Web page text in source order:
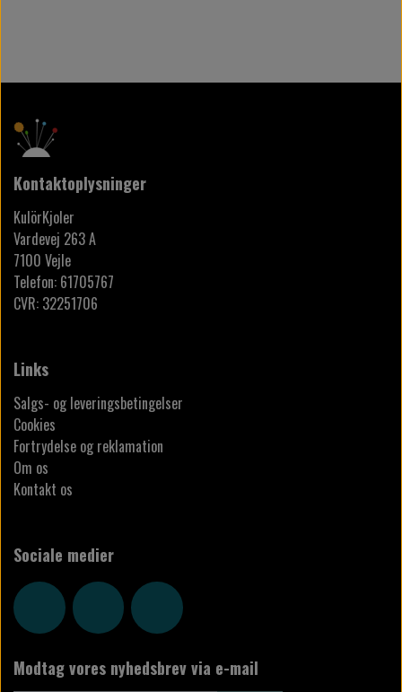
Kontaktoplysninger
KulörKjoler
Vardevej 263 A
7100 Vejle
Telefon: 61705767
CVR: 32251706
Links
Salgs- og leveringsbetingelser
Cookies
Fortrydelse og reklamation
Om os
Kontakt os
Sociale medier
Modtag vores nyhedsbrev via e-mail